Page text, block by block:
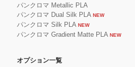
パンクロマ Metallic PLA
パンクロマ Dual Silk PLA NEW
パンクロマ Silk PLA NEW
パンクロマ Gradient Matte PLA NEW
オプション一覧